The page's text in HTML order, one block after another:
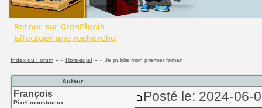
Index du Forum» » Hors-sujet» » Je publie mon premier roman
Auteur
François
Pixel monstrueux Posté le: 2024-06-